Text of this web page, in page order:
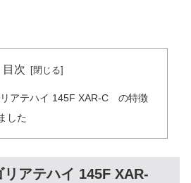
目次
アテハイ 145F XAR-C の特徴
した
アテハイ 145F XAR-